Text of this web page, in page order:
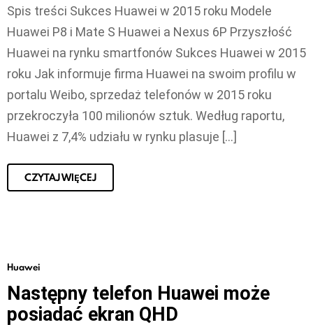
Spis treści Sukces Huawei w 2015 roku Modele
Huawei P8 i Mate S Huawei a Nexus 6P Przyszłość
Huawei na rynku smartfonów Sukces Huawei w 2015
roku Jak informuje firma Huawei na swoim profilu w
portalu Weibo, sprzedaż telefonów w 2015 roku
przekroczyła 100 milionów sztuk. Według raportu,
Huawei z 7,4% udziału w rynku plasuje […]
CZYTAJ WIĘCEJ
Huawei
Następny telefon Huawei może
posiadać ekran QHD